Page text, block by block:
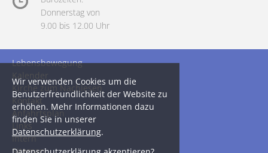
Wir verwenden Cookies um die
Benutzerfreundlichkeit der Website zu
erhöhen. Mehr Informationen dazu
finden Sie in unserer
Datenschutzerklärung.
Donnerstag von
9.00 bis 12.00 Uhr
Lebensbewegung
Kalender
Kirche zum Nachlesen
Kontakt
Anfahrtsplan
Links
Intern